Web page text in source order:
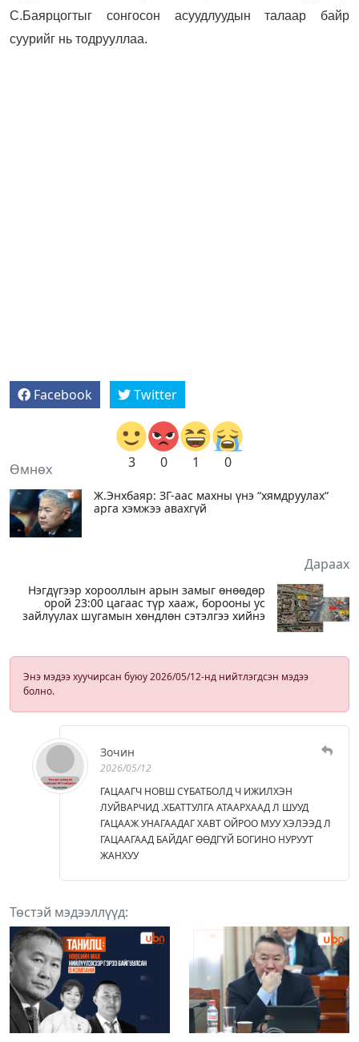
С.Баярцогтыг сонгосон асуудлуудын талаар байр
суурийг нь тодрууллаа.
Facebook Twitter
3 0 1 0
Өмнөх
Ж.Энхбаяр: ЗГ-аас махны үнэ “хямдруулах“
арга хэмжээ авахгүй
Дараах
Нэгдүгээр хорооллын арын замыг өнөөдөр
орой 23:00 цагаас түр хааж, борооны ус
зайлуулах шугамын хөндлөн сэтэлгээ хийнэ
Энэ мэдээ хуучирсан буюу 2026/05/12-нд нийтлэгдсэн мэдээ
болно.
Зочин
2026/05/12
ГАЦААГЧ НОВШ СҮБАТБОЛД Ч ИЖИЛХЭН
ЛУЙВАРЧИД .ХБАТТУЛГА АТААРХААД Л ШУУД
ГАЦААЖ УНАГААДАГ ХАВТ ОЙРОО МУУ ХЭЛЭЭД Л
ГАЦААГААД БАЙДАГ ӨӨДГҮЙ БОГИНО НУРУУТ
ЖАНХУУ
Төстэй мэдээллүүд: